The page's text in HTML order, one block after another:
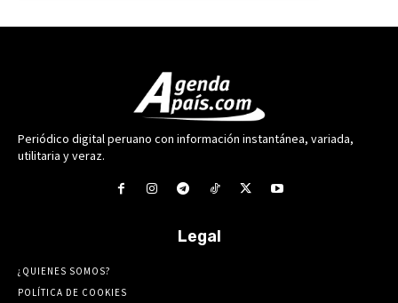
Periódico digital peruano con información instantánea, variada,
utilitaria y veraz.
Legal
¿QUIENES SOMOS?
POLÍTICA DE COOKIES